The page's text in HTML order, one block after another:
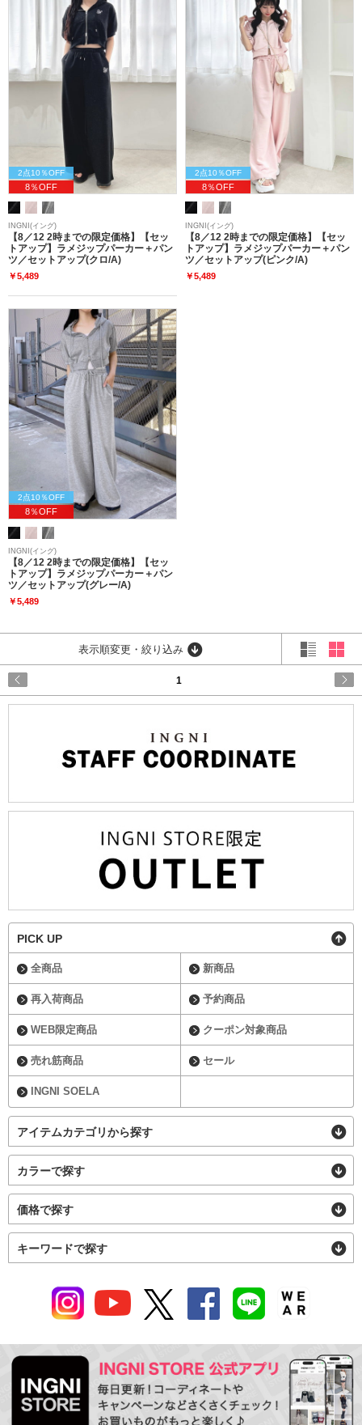
2点10％OFF
8％OFF
INGNI(イング)
【8／12 2時までの限定価格】【セッ
トアップ】ラメジップパーカー＋パン
ツ／セットアップ(クロ/A)
￥5,489
2点10％OFF
8％OFF
INGNI(イング)
【8／12 2時までの限定価格】【セッ
トアップ】ラメジップパーカー＋パン
ツ／セットアップ(ピンク/A)
￥5,489
2点10％OFF
8％OFF
INGNI(イング)
【8／12 2時までの限定価格】【セッ
トアップ】ラメジップパーカー＋パン
ツ／セットアップ(グレー/A)
￥5,489
表示順変更・絞り込み
1
PICK UP
全商品 新商品
再入荷商品 予約商品
WEB限定商品 クーポン対象商品
売れ筋商品 セール
INGNI SOELA
アイテムカテゴリから探す
カラーで探す
価格で探す
キーワードで探す